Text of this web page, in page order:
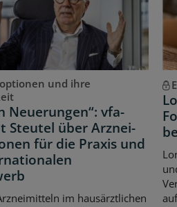
und ihre
Neuerungen“: vfa-
Steutel über Arznei-
für die Praxis und
im hausärztlichen